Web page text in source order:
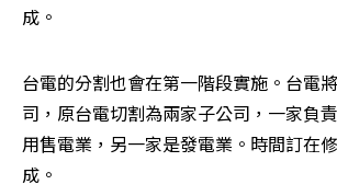
成。
台電的分割也會在第一階段實施。台電
司，原台電切割為兩家子公司，一家負
用售電業，另一家是發電業。時間訂在
成。